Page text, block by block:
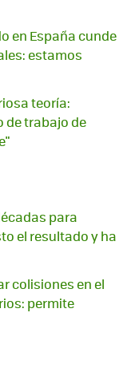
en España cunde
estamos
teoría:
de trabajo de
para
el resultado y ha
colisiones en el
permite